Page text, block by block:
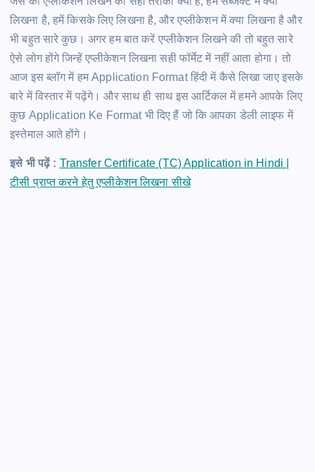
लिखना है, हमें किसके लिए लिखना है, और एप्लीकेशन में क्या लिखना है और
भी बहुत सारे कुछ। अगर हम बात करें एप्लीकेशन लिखने की तो बहुत सारे
ऐसे लोग होंगे जिन्हें एप्लीकेशन लिखना सही फॉर्मेट में नहीं आता होगा। तो
आज इस ब्लॉग में हम Application Format हिंदी में कैसे लिखा जाए इसके
बारे में विस्तार में पढ़ेंगे। और साथ ही साथ इस आर्टिकल में हमने आपके लिए
कुछ Application Ke Format भी दिए हैं जो कि आपका डेली लाइफ में
इस्तेमाल आते होंगे।
इसे भी पढ़ें : Transfer Certificate (TC) Application in Hindi |
टीसी प्राप्त करने हेतु एप्लीकेशन लिखना सीखे